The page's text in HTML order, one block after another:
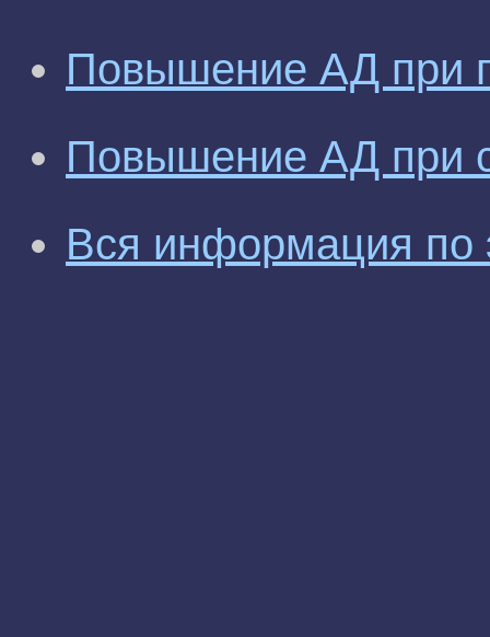
Повышение АД при
Повышение АД при
Вся информация по